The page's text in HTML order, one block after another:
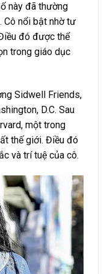
này đã thường
Cô nổi bật nhờ tư
đó được thể
trong giáo dục
Sidwell Friends,
D.C. Sau
một trong
thế giới. Điều đó
và trí tuệ của cô.